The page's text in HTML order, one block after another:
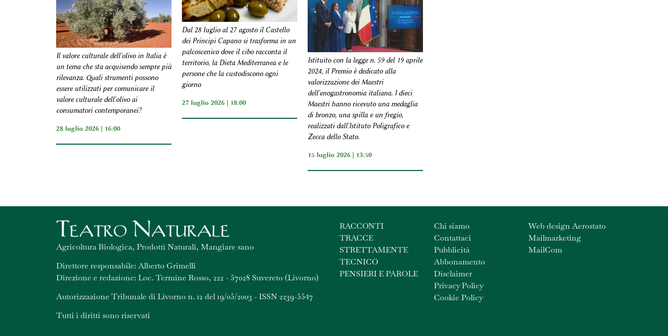
Il valore culturale dell'olivo in Italia è
un tema che sta acquisendo sempre più
rilevanza. Quali strumenti possono
essere utilizzati per comunicare il
valore culturale dell'olivo ai
consumatori contemporanei?
28 luglio 2026 | 16:00
Dal 28 luglio al 27 agosto il Castello
dei Principi Capano si trasforma in un
palcoscenico dove il cibo racconta il
territorio, la Dieta Mediterranea e le
persone che la custodiscono ogni
giorno
27 luglio 2026 | 18:00
Istituito con la legge n. 59 del 19 aprile
2024, il Premio è dedicato alla
valorizzazione dei Maestri
dell'enogastronomia italiana. I dieci
Maestri hanno ricevuto una medaglia
di bronzo, una spilla e un fregio,
realizzati dall'Istituto Poligrafico e
Zecca dello Stato.
15 luglio 2026 | 13:50
Agricoltura Biologica, Prodotti Naturali, Mangiare sano
Direttore responsabile: Alberto Grimelli
Direzione e redazione: Loc. Termine Rosso, 222 - 57028 Suvereto (Livorno)
Autorizzazione Tribunale di Livorno n. 12 del 19/05/2003 - ISSN 2239-5547
Tutti i diritti sono riservati
RACCONTI
TRACCE
STRETTAMENTE
TECNICO
PENSIERI E PAROLE
Chi siamo
Contattaci
Pubblicità
Abbonamento
Disclaimer
Privacy Policy
Cookie Policy
Web design Aerostato
Mailmarketing
MailCom